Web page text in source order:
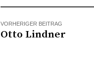
VORHERIGER BEITRAG
Otto Lindner